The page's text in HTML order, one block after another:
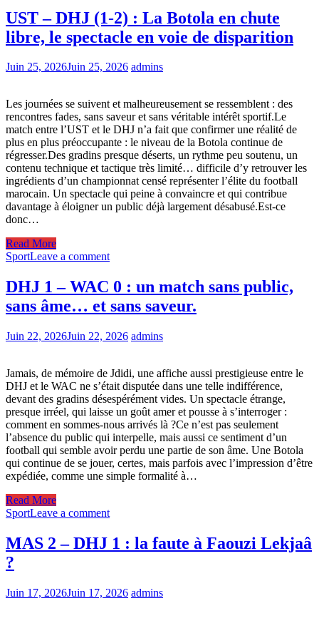
UST – DHJ (1-2) : La Botola en chute
libre, le spectacle en voie de disparition
Juin 25, 2026Juin 25, 2026 admins
Les journées se suivent et malheureusement se ressemblent : des
rencontres fades, sans saveur et sans véritable intérêt sportif.Le
match entre l’UST et le DHJ n’a fait que confirmer une réalité de
plus en plus préoccupante : le niveau de la Botola continue de
régresser.Des gradins presque déserts, un rythme peu soutenu, un
contenu technique et tactique très limité… difficile d’y retrouver les
ingrédients d’un championnat censé représenter l’élite du football
marocain. Un spectacle qui peine à convaincre et qui contribue
davantage à éloigner un public déjà largement désabusé.Est-ce
donc…
Read More
SportLeave a comment
DHJ 1 – WAC 0 : un match sans public,
sans âme… et sans saveur.
Juin 22, 2026Juin 22, 2026 admins
Jamais, de mémoire de Jdidi, une affiche aussi prestigieuse entre le
DHJ et le WAC ne s’était disputée dans une telle indifférence,
devant des gradins désespérément vides. Un spectacle étrange,
presque irréel, qui laisse un goût amer et pousse à s’interroger :
comment en sommes-nous arrivés là ?Ce n’est pas seulement
l’absence du public qui interpelle, mais aussi ce sentiment d’un
football qui semble avoir perdu une partie de son âme. Une Botola
qui continue de se jouer, certes, mais parfois avec l’impression d’être
expédiée, comme une simple formalité à…
Read More
SportLeave a comment
MAS 2 – DHJ 1 : la faute à Faouzi Lekjaâ
?
Juin 17, 2026Juin 17, 2026 admins